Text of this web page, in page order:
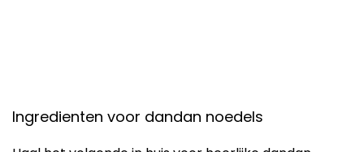
Ingredienten voor dandan noedels